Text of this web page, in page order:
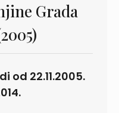
Grada
od 22.11.2005.